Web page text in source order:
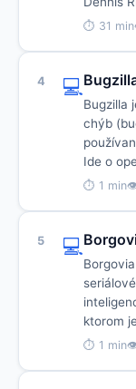
⏱ 31 min
4 💻
Bugzilla
chýb
Ide o
⏱ 1 min
5 💻
ktorom
⏱ 1 min